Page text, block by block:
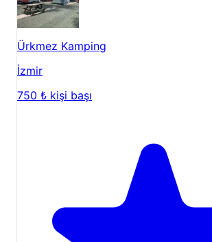
Ürkmez Kamping
İzmir
750 ₺ kişi başı